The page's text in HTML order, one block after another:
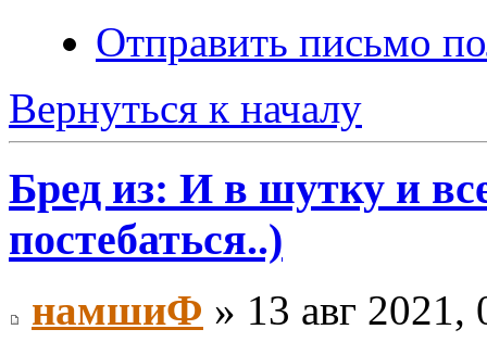
Отправить письмо
Вернуться к началу
Бред из: И в шутку и
постебаться..)
намшиФ » 13 авг 2021,